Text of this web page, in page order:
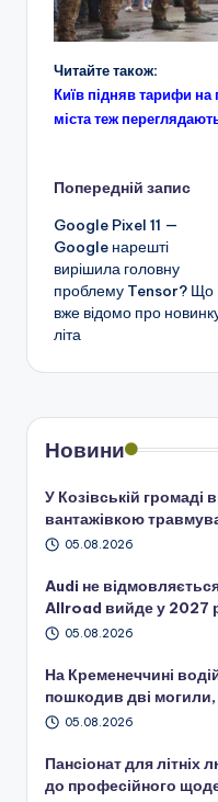
Читайте також:
Київ підняв тарифи на
міста теж
Навігація
по
запису
Попередній запис
Google Pixel 11 —
Google нарешті
вирішила головну
проблему Tensor? Що
вже відомо про
літа
Новини
У Козівській громаді
вантажівкою
05.08.2026
Audi не
Allroad вийде у 2027
05.08.2026
На Кременеччині
пошкодив дві
05.08.2026
Пансіонат для
до професійного